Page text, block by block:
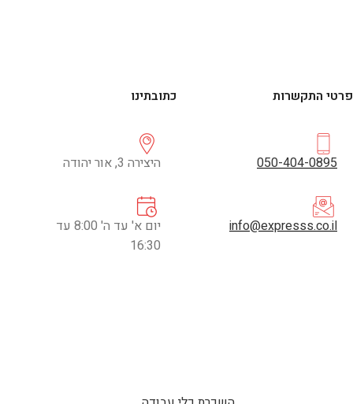
פרטי התקשרות
050-404-0895
info@expresss.co.il
כתובתינו
היצירה 3, אור יהודה
יום א' עד ה' 8:00 עד
16:30